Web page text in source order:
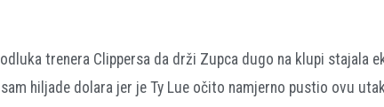
trenera Clippersa da drži Zupca dugo na klupi stajala
hiljade dolara jer je Ty Lue očito namjerno pustio ovu